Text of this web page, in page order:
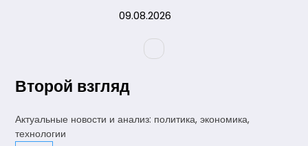
09.08.2026
Второй взгляд
Актуальные новости и анализ: политика, экономика,
технологии